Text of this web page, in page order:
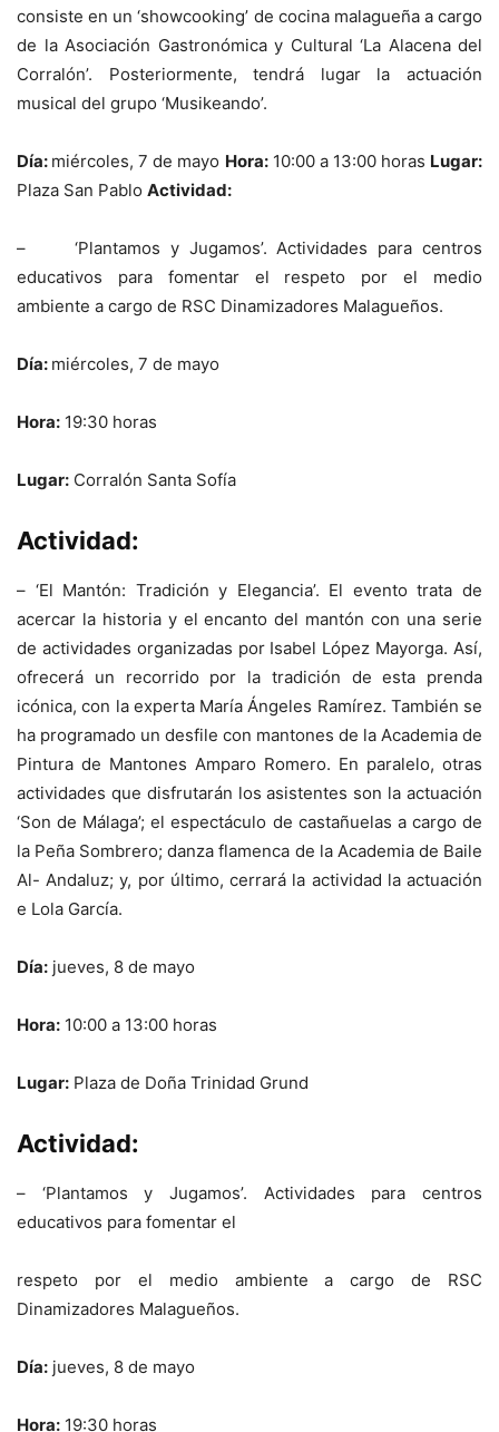
consiste en un ‘showcooking’ de cocina malagueña a cargo
de la Asociación Gastronómica y Cultural ‘La Alacena del
Corralón’. Posteriormente, tendrá lugar la actuación
musical del grupo ‘Musikeando’.
Día: miércoles, 7 de mayo Hora:10:00 a 13:00 horas Lugar:
Plaza San Pablo Actividad:
– ‘Plantamos y Jugamos’. Actividades para centros
educativos para fomentar el respeto por el medio
ambiente a cargo de RSC Dinamizadores Malagueños.
Día: miércoles, 7 de mayo
Hora: 19:30 horas
Lugar: Corralón Santa Sofía
Actividad:
– ‘El Mantón: Tradición y Elegancia’. El evento trata de
acercar la historia y el encanto del mantón con una serie
de actividades organizadas por Isabel López Mayorga. Así,
ofrecerá un recorrido por la tradición de esta prenda
icónica, con la experta María Ángeles Ramírez. También se
ha programado un desfile con mantones de la Academia de
Pintura de Mantones Amparo Romero. En paralelo, otras
actividades que disfrutarán los asistentes son la actuación
‘Son de Málaga’; el espectáculo de castañuelas a cargo de
la Peña Sombrero; danza flamenca de la Academia de Baile
Al- Andaluz; y, por último, cerrará la actividad la actuación
e Lola García.
Día: jueves, 8 de mayo
Hora: 10:00 a 13:00 horas
Lugar: Plaza de Doña Trinidad Grund
Actividad:
– ‘Plantamos y Jugamos’. Actividades para centros
educativos para fomentar el
respeto por el medio ambiente a cargo de RSC
Dinamizadores Malagueños.
Día: jueves, 8 de mayo
Hora: 19:30 horas